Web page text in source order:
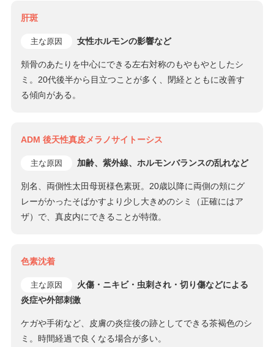
肝斑
主な原因 女性ホルモンの影響など
頬骨のあたりを中心にできる左右対称のもやもやとしたシ
ミ。20代後半から目立つことが多く、閉経とともに改善す
る傾向がある。
ADM 後天性真皮メラノサイトーシス
主な原因 加齢、紫外線、ホルモンバランスの乱れなど
別名、両側性太田母斑様色素斑。20歳以降に両側の頬にグ
レーがかったそばかすより少し大きめのシミ（正確にはア
ザ）で、真皮内にできることが特徴。
色素沈着
主な原因
火傷・ニキビ・虫刺され・切り傷などによる
炎症や外部刺激
ケガや手術など、皮膚の炎症後の跡としてできる茶褐色のシ
ミ。時間経過で良くなる場合が多い。